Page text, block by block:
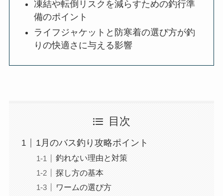
凍結や転倒リスクを減らすための釣行準
備のポイント
ライフジャケットと防寒着の選び方が釣
りの快適さに与える影響
目次
1月のバス釣り攻略ポイント
釣れない理由と対策
探し方の基本
ワームの選び方